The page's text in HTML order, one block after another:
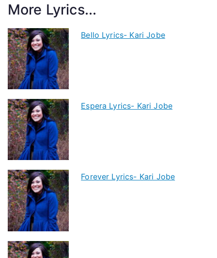
More Lyrics...
Bello Lyrics- Kari Jobe
Espera Lyrics- Kari Jobe
Forever Lyrics- Kari Jobe